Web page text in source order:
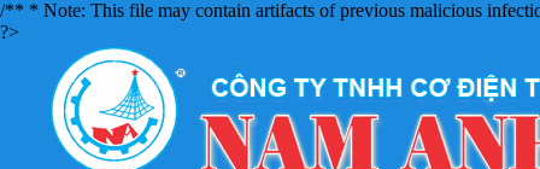
/** * Note: This file may contain artifacts of previous malicious
?>